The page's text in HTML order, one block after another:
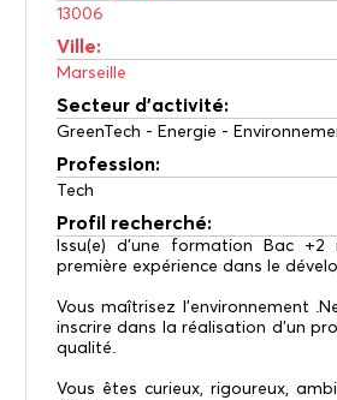
13006
Ville:
Marseille
Secteur d'activité:
GreenTech - Energie -
Profession:
Tech
Profil recherché:
Issu(e) d’une formation Bac
première expérience dans le
Vous maîtrisez l’environnement
inscrire dans la réalisation d’un
qualité.
Vous êtes curieux, rigoureux,